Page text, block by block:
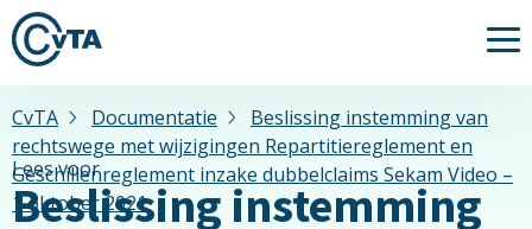
CvTA Documentatie
Beslissing instemming van
rechtswege met wijzigingen Repartitiereglement en
Geschillenreglement inzake dubbelclaims Sekam Video –
1 oktober 2021
Lees voor
Beslissing instemming